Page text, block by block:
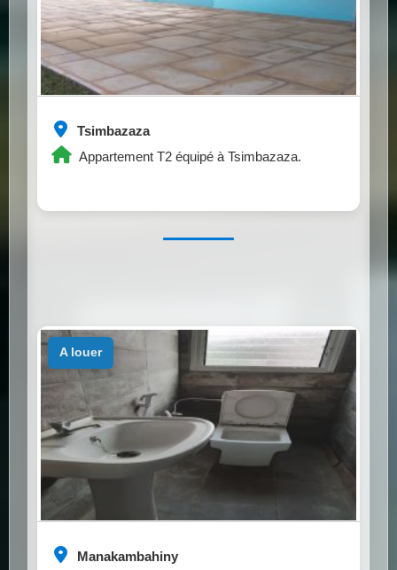
Tsimbazaza
Appartement T2 équipé à Tsimbazaza.
Manakambahiny
a louer